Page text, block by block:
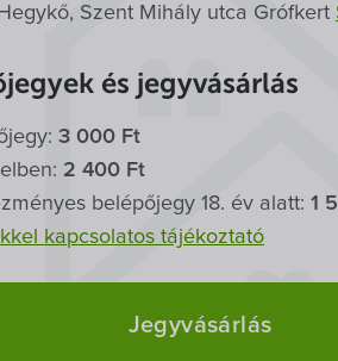
Szent Mihály utca Grófkert
és jegyvásárlás
3 000 Ft
2 400 Ft
belépőjegy 18. év alatt: 1
kapcsolatos tájékoztató
Jegyvásárlás